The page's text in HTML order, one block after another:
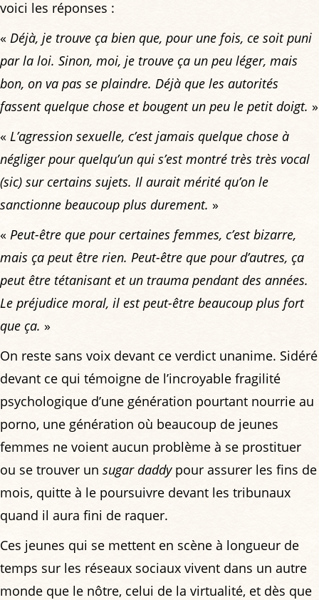
voici les réponses :
« Déjà, je trouve ça bien que, pour une fois, ce soit puni
par la loi. Sinon, moi, je trouve ça un peu léger, mais
bon, on va pas se plaindre. Déjà que les autorités
fassent quelque chose et bougent un peu le petit doigt. »
« L’agression sexuelle, c’est jamais quelque chose à
négliger pour quelqu’un qui s’est montré très très vocal
(sic) sur certains sujets. Il aurait mérité qu’on le
sanctionne beaucoup plus durement. »
« Peut-être que pour certaines femmes, c’est bizarre,
mais ça peut être rien. Peut-être que pour d’autres, ça
peut être tétanisant et un trauma pendant des années.
Le préjudice moral, il est peut-être beaucoup plus fort
que ça. »
On reste sans voix devant ce verdict unanime. Sidéré
devant ce qui témoigne de l’incroyable fragilité
psychologique d’une génération pourtant nourrie au
porno, une génération où beaucoup de jeunes
femmes ne voient aucun problème à se prostituer
ou se trouver un sugar daddypour assurer les fins de
mois, quitte à le poursuivre devant les tribunaux
quand il aura fini de raquer.
Ces jeunes qui se mettent en scène à longueur de
temps sur les réseaux sociaux vivent dans un autre
monde que le nôtre, celui de la virtualité, et dès que